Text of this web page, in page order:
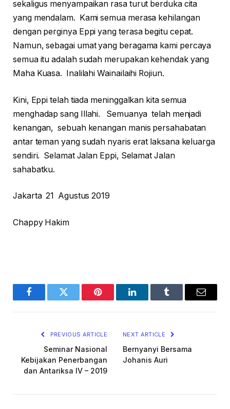
sekaligus menyampaikan rasa turut berduka cita
yang mendalam. Kami semua merasa kehilangan
dengan perginya Eppi yang terasa begitu cepat.
Namun, sebagai umat yang beragama kami percaya
semua itu adalah sudah merupakan kehendak yang
Maha Kuasa. Inalilahi Wainailaihi Rojiun.
Kini, Eppi telah tiada meninggalkan kita semua
menghadap sang Illahi. Semuanya telah menjadi
kenangan, sebuah kenangan manis persahabatan
antar teman yang sudah nyaris erat laksana keluarga
sendiri. Selamat Jalan Eppi, Selamat Jalan
sahabatku.
Jakarta 21 Agustus 2019
Chappy Hakim
FacebookTwitter Pinterest LinkedInTumblr Email
PREVIOUS ARTICLE
Seminar Nasional
Kebijakan Penerbangan
dan Antariksa IV – 2019
NEXT ARTICLE
Bernyanyi Bersama
Johanis Auri